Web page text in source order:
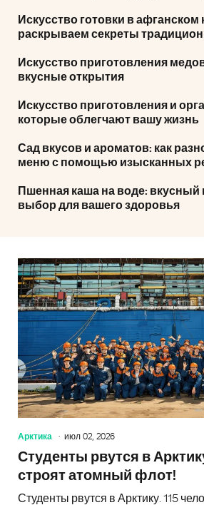
Искусство готовки в афганском
раскрываем секреты
Искусство приготовления
вкусные открытия
Искусство приготовления и
которые облегчают вашу жизнь
Сад вкусов и ароматов: как
меню с помощью изысканных
Пшенная каша на воде: вкусный
выбор для вашего здоровья
Арктика июл 02, 2026
Студенты рвутся в
строят атомный флот!
Студенты рвутся в Арктику. 115